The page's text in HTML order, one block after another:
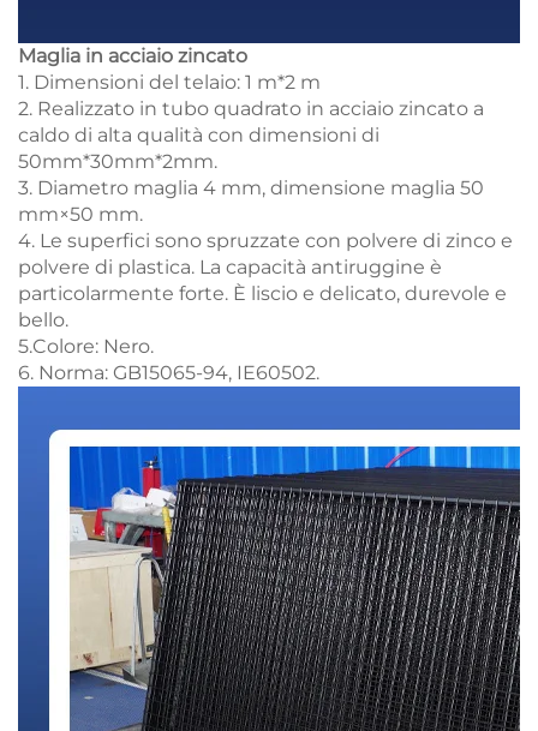
Maglia in acciaio zincato
1. Dimensioni del telaio: 1 m*2 m
2. Realizzato in tubo quadrato in acciaio zincato a
caldo di alta qualità con dimensioni di
50mm*30mm*2mm.
3. Diametro maglia 4 mm, dimensione maglia 50
mm×50 mm.
4. Le superfici sono spruzzate con polvere di zinco e
polvere di plastica. La capacità antiruggine è
particolarmente forte. È liscio e delicato, durevole e
bello.
5.Colore: Nero.
6. Norma: GB15065-94, IE60502.